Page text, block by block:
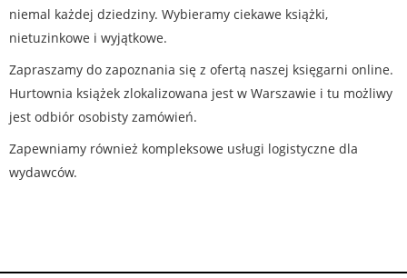
niemal każdej dziedziny. Wybieramy ciekawe książki,
nietuzinkowe i wyjątkowe.
Zapraszamy do zapoznania się z ofertą naszej księgarni online.
Hurtownia książek zlokalizowana jest w Warszawie i tu możliwy
jest odbiór osobisty zamówień.
Zapewniamy również kompleksowe usługi logistyczne dla
wydawców.